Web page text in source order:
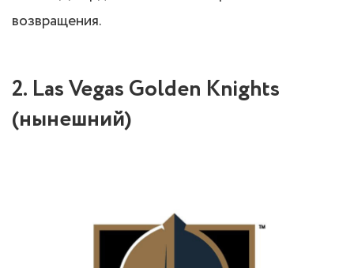
возвращения.
2. Las Vegas Golden Knights
(нынешний)